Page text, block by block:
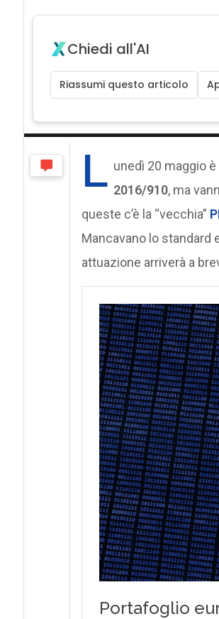
Chiedi all'AI
Riassumi questo articolo
L unedì 20 maggio
2016/910, ma
queste c’è la “vecchia”
Mancavano lo standard
attuazione arriverà a